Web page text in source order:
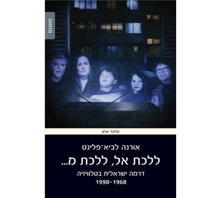
אורנה לביא-פלינט
הנחת אתר ספר מודפס
$42
$38